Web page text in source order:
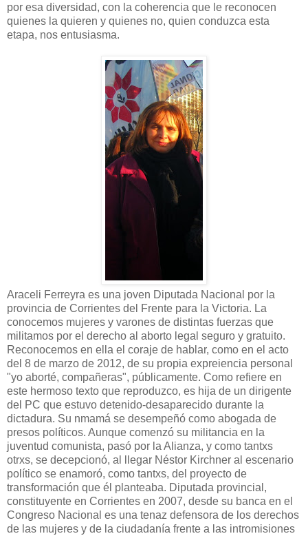
por esa diversidad, con la coherencia que le reconocen
quienes la quieren y quienes no, quien conduzca esta
etapa, nos entusiasma.
Araceli Ferreyra es una joven Diputada Nacional por la
provincia de Corrientes del Frente para la Victoria. La
conocemos mujeres y varones de distintas fuerzas que
militamos por el derecho al aborto legal seguro y gratuito.
Reconocemos en ella el coraje de hablar, como en el acto
del 8 de marzo de 2012, de su propia expreiencia personal
"yo aborté, compañeras", públicamente. Como refiere en
este hermoso texto que reproduzco, es hija de un dirigente
del PC que estuvo detenido-desaparecido durante la
dictadura. Su nmamá se desempeñó como abogada de
presos políticos. Aunque comenzó su militancia en la
juventud comunista, pasó por la Alianza, y como tantxs
otrxs, se decepcionó, al llegar Néstor Kirchner al escenario
político se enamoró, como tantxs, del proyecto de
transformación que él planteaba. Diputada provincial,
constituyente en Corrientes en 2007, desde su banca en el
Congreso Nacional es una tenaz defensora de los derechos
de las mujeres y de la ciudadanía frente a las intromisiones